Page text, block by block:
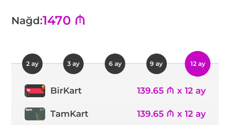
Nağd:1470 ₼
2 ay 3 ay 6 ay 9 ay 12 ay
BirKart 139.65 ₼ x 12 ay
TamKart 139.65 ₼ x 12 ay